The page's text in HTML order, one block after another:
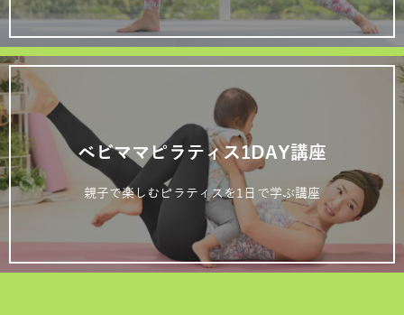
ベビママピラティス1DAY講座
親子で楽しむピラティスを1日で学ぶ講座